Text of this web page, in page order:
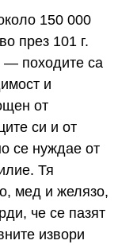
150 000
през 101 г.
— походите са
и
от
си и от
се нуждае от
Тя
мед и желязо,
че се пазят
извори